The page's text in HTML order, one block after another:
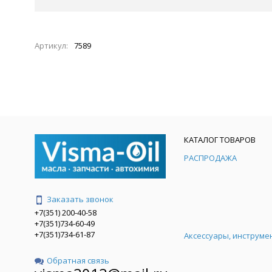
Артикул: 7589
Заказать звонок
+7(351) 200-40-58
+7(351)734-60-49
+7(351)734-61-87
Обратная связь
КАТАЛОГ ТОВАРОВ
РАСПРОДАЖА
Аксессуары,